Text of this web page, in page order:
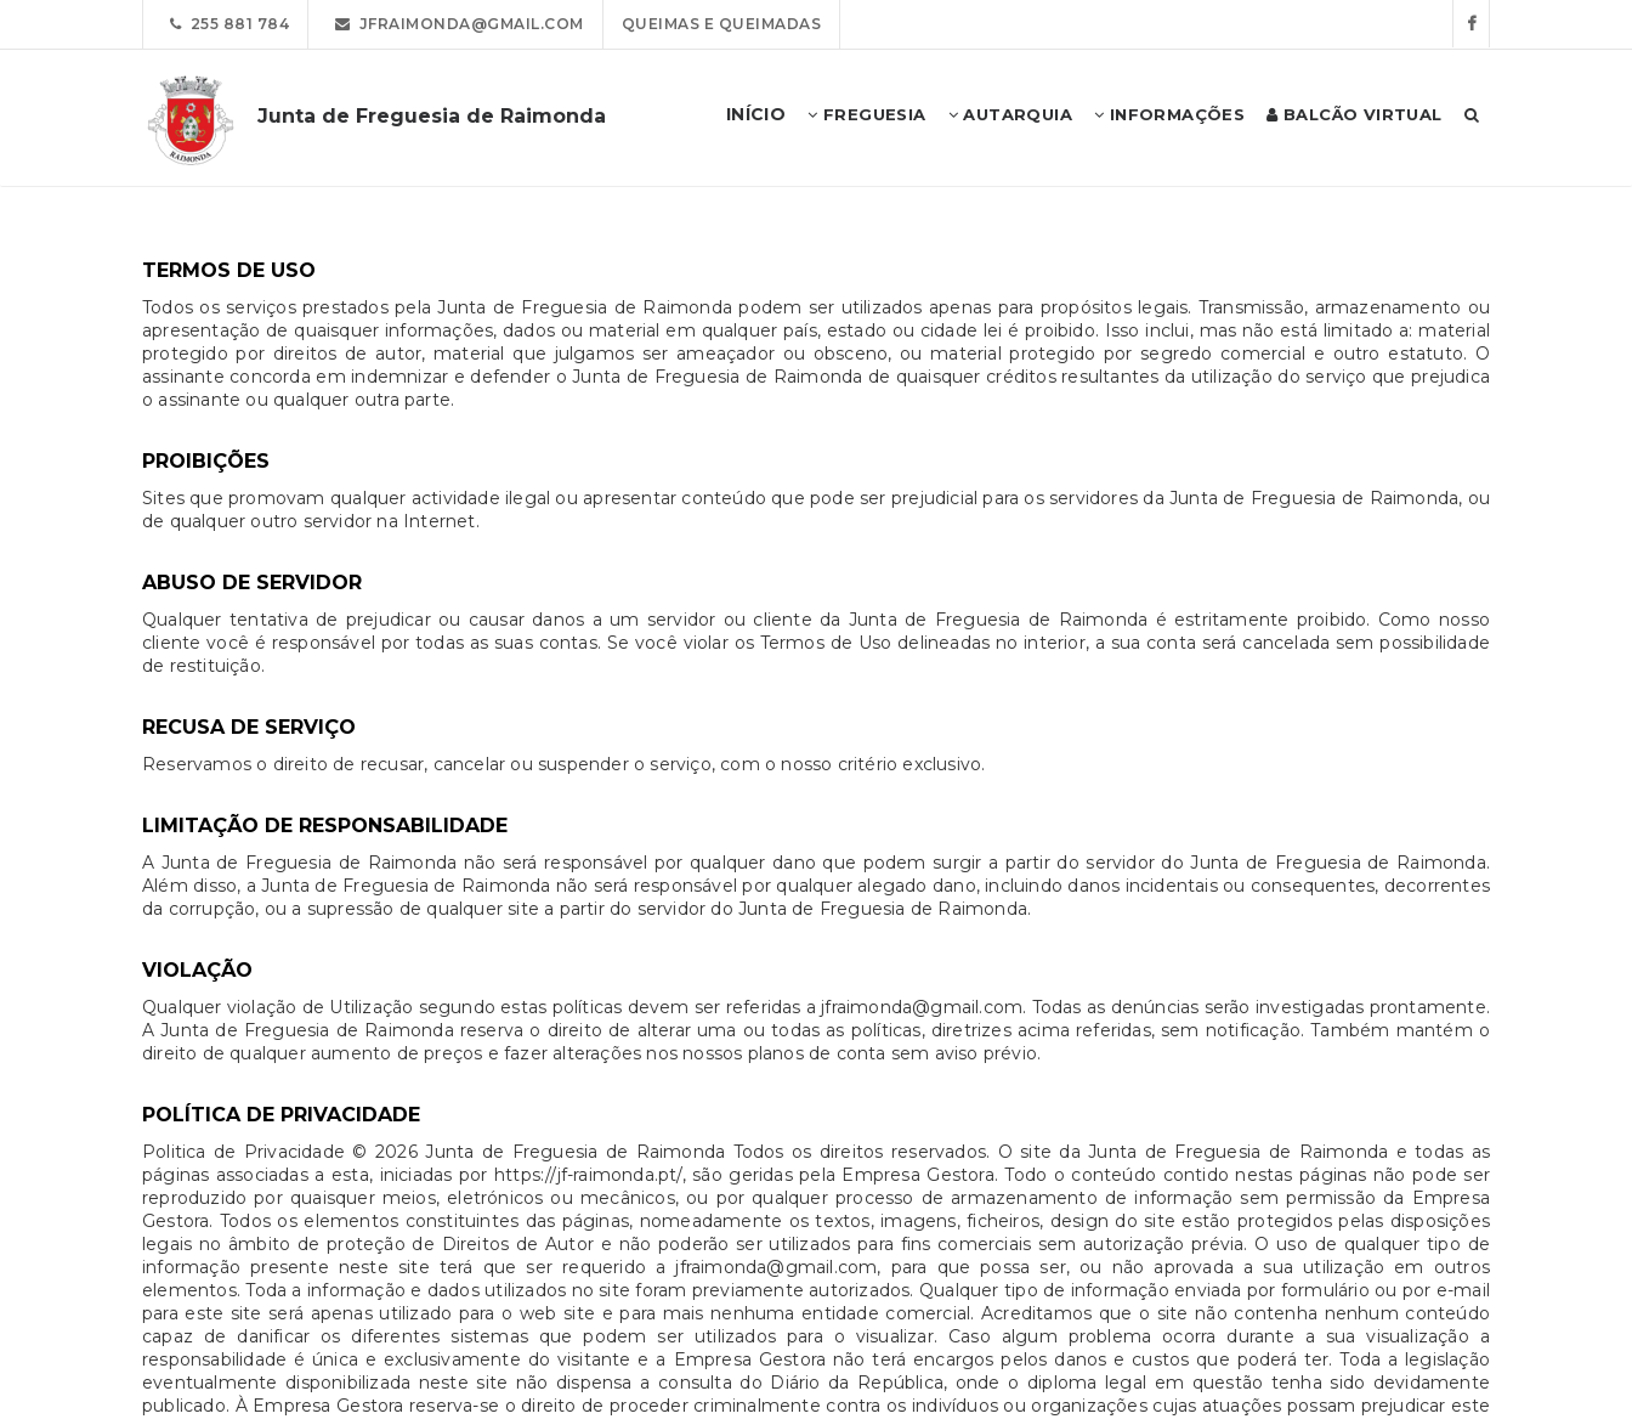
255 881 784 JFRAIMONDA@GMAIL.COM QUEIMAS E QUEIMADAS
Junta de Freguesia de Raimonda INÍCIO FREGUESIA AUTARQUIA INFORMAÇÕES BALCÃO VIRTUAL
TERMOS DE USO
Todos os serviços prestados pela Junta de Freguesia de Raimonda podem ser utilizados apenas para propósitos legais. Transmissão, armazenamento ou
apresentação de quaisquer informações, dados ou material em qualquer país, estado ou cidade lei é proibido. Isso inclui, mas não está limitado a: material
protegido por direitos de autor, material que julgamos ser ameaçador ou obsceno, ou material protegido por segredo comercial e outro estatuto. O
assinante concorda em indemnizar e defender o Junta de Freguesia de Raimonda de quaisquer créditos resultantes da utilização do serviço que prejudica
o assinante ou qualquer outra parte.
PROIBIÇÕES
Sites que promovam qualquer actividade ilegal ou apresentar conteúdo que pode ser prejudicial para os servidores da Junta de Freguesia de Raimonda, ou
de qualquer outro servidor na Internet.
ABUSO DE SERVIDOR
Qualquer tentativa de prejudicar ou causar danos a um servidor ou cliente da Junta de Freguesia de Raimonda é estritamente proibido. Como nosso
cliente você é responsável por todas as suas contas. Se você violar os Termos de Uso delineadas no interior, a sua conta será cancelada sem possibilidade
de restituição.
RECUSA DE SERVIÇO
Reservamos o direito de recusar, cancelar ou suspender o serviço, com o nosso critério exclusivo.
LIMITAÇÃO DE RESPONSABILIDADE
A Junta de Freguesia de Raimonda não será responsável por qualquer dano que podem surgir a partir do servidor do Junta de Freguesia de Raimonda.
Além disso, a Junta de Freguesia de Raimonda não será responsável por qualquer alegado dano, incluindo danos incidentais ou consequentes, decorrentes
da corrupção, ou a supressão de qualquer site a partir do servidor do Junta de Freguesia de Raimonda.
VIOLAÇÃO
Qualquer violação de Utilização segundo estas políticas devem ser referidas a jfraimonda@gmail.com. Todas as denúncias serão investigadas prontamente.
A Junta de Freguesia de Raimonda reserva o direito de alterar uma ou todas as políticas, diretrizes acima referidas, sem notificação. Também mantém o
direito de qualquer aumento de preços e fazer alterações nos nossos planos de conta sem aviso prévio.
POLÍTICA DE PRIVACIDADE
Politica de Privacidade © 2026 Junta de Freguesia de Raimonda Todos os direitos reservados. O site da Junta de Freguesia de Raimonda e todas as
páginas associadas a esta, iniciadas por https://jf-raimonda.pt/, são geridas pela Empresa Gestora. Todo o conteúdo contido nestas páginas não pode ser
reproduzido por quaisquer meios, eletrónicos ou mecânicos, ou por qualquer processo de armazenamento de informação sem permissão da Empresa
Gestora. Todos os elementos constituintes das páginas, nomeadamente os textos, imagens, ficheiros, design do site estão protegidos pelas disposições
legais no âmbito de proteção de Direitos de Autor e não poderão ser utilizados para fins comerciais sem autorização prévia. O uso de qualquer tipo de
informação presente neste site terá que ser requerido a jfraimonda@gmail.com, para que possa ser, ou não aprovada a sua utilização em outros
elementos. Toda a informação e dados utilizados no site foram previamente autorizados. Qualquer tipo de informação enviada por formulário ou por e-mail
para este site será apenas utilizado para o web site e para mais nenhuma entidade comercial. Acreditamos que o site não contenha nenhum conteúdo
capaz de danificar os diferentes sistemas que podem ser utilizados para o visualizar. Caso algum problema ocorra durante a sua visualização a
responsabilidade é única e exclusivamente do visitante e a Empresa Gestora não terá encargos pelos danos e custos que poderá ter. Toda a legislação
eventualmente disponibilizada neste site não dispensa a consulta do Diário da República, onde o diploma legal em questão tenha sido devidamente
publicado. À Empresa Gestora reserva-se o direito de proceder criminalmente contra os indivíduos ou organizações cujas atuações possam prejudicar este